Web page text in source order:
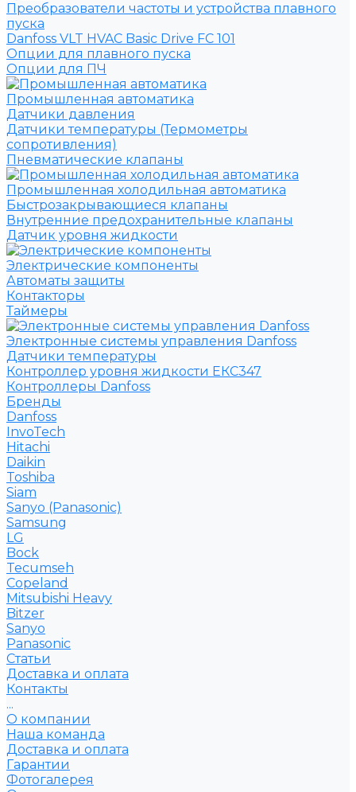
Преобразователи частоты и устройства плавного
пуска
Danfoss VLT HVAC Basic Drive FC 101
Опции для плавного пуска
Опции для ПЧ
Промышленная автоматика
Датчики давления
Датчики температуры (Термометры
сопротивления)
Пневматические клапаны
Промышленная холодильная автоматика
Быстрозакрывающиеся клапаны
Внутренние предохранительные клапаны
Датчик уровня жидкости
Электрические компоненты
Автоматы защиты
Контакторы
Таймеры
Электронные системы управления Danfoss
Датчики температуры
Контроллер уровня жидкости ЕКС347
Контроллеры Danfoss
Бренды
Danfoss
InvoTech
Hitachi
Daikin
Toshiba
Siam
Sanyo (Panasonic)
Samsung
LG
Bock
Tecumseh
Copeland
Mitsubishi Heavy
Bitzer
Sanyo
Рanasonic
Статьи
Доставка и оплата
Контакты
...
О компании
Наша команда
Доставка и оплата
Гарантии
Фотогалерея